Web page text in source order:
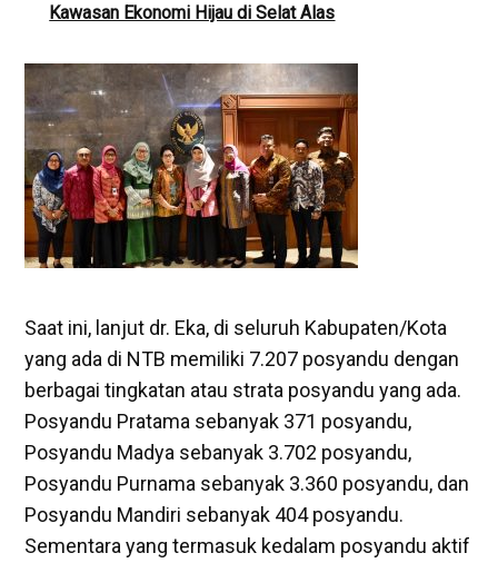
Kawasan Ekonomi Hijau di Selat Alas
Saat ini, lanjut dr. Eka, di seluruh Kabupaten/Kota
yang ada di NTB memiliki 7.207 posyandu dengan
berbagai tingkatan atau strata posyandu yang ada.
Posyandu Pratama sebanyak 371 posyandu,
Posyandu Madya sebanyak 3.702 posyandu,
Posyandu Purnama sebanyak 3.360 posyandu, dan
Posyandu Mandiri sebanyak 404 posyandu.
Sementara yang termasuk kedalam posyandu aktif